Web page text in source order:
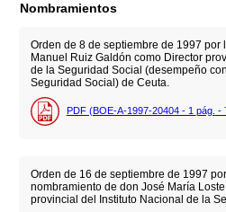
Nombramientos
Orden de 8 de septiembre de 1997 por
Manuel Ruiz Galdón como Director
de la Seguridad Social (desempeño
Seguridad Social) de Ceuta.
PDF (BOE-A-1997-20404 - 1 pág. -
Orden de 16 de septiembre de 1997
nombramiento de don José María
provincial del Instituto Nacional de la